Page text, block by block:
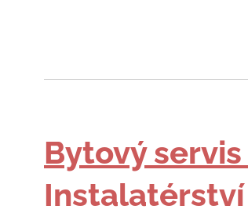
Bytový
Instalatérství